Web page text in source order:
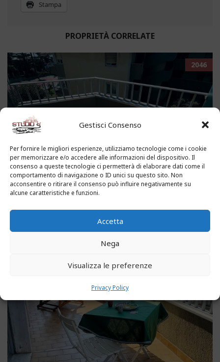
Gestisci Consenso
Per fornire le migliori esperienze, utilizziamo tecnologie come i cookie
per memorizzare e/o accedere alle informazioni del dispositivo. Il
consenso a queste tecnologie ci permetterà di elaborare dati come il
comportamento di navigazione o ID unici su questo sito. Non
acconsentire o ritirare il consenso può influire negativamente su
alcune caratteristiche e funzioni.
Accetta
Nega
Visualizza le preferenze
Privacy Policy
Stampa
PROPRIETÀ CORRELATE
2046
SANTO STEFANANO AL MARE -
MONOLOCALE SCORCIO VISTA